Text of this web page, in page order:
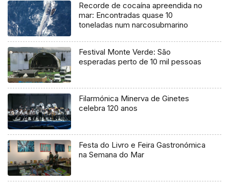
Recorde de cocaína apreendida no
mar: Encontradas quase 10
toneladas num narcosubmarino
Festival Monte Verde: São
esperadas perto de 10 mil pessoas
Filarmónica Minerva de Ginetes
celebra 120 anos
Festa do Livro e Feira Gastronómica
na Semana do Mar